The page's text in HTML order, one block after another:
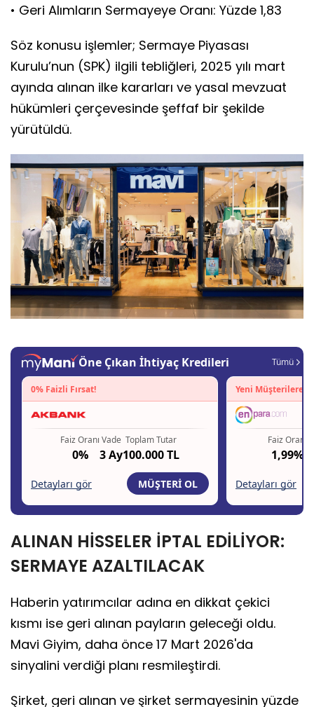
• Geri Alımların Sermayeye Oranı: Yüzde 1,83
Söz konusu işlemler; Sermaye Piyasası
Kurulu’nun (SPK) ilgili tebliğleri, 2025 yılı mart
ayında alınan ilke kararları ve yasal mevzuat
hükümleri çerçevesinde şeffaf bir şekilde
yürütüldü.
ALINAN HİSSELER İPTAL EDİLİYOR:
SERMAYE AZALTILACAK
Haberin yatırımcılar adına en dikkat çekici
kısmı ise geri alınan payların geleceği oldu.
Mavi Giyim, daha önce 17 Mart 2026'da
sinyalini verdiği planı resmileştirdi.
Şirket, geri alınan ve şirket sermayesinin yüzde